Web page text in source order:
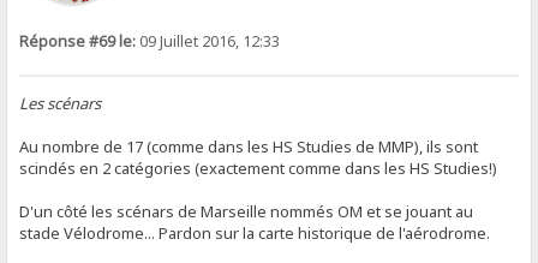
Réponse #69 le: 09 Juillet 2016, 12:33
Les scénars
Au nombre de 17 (comme dans les HS Studies de MMP), ils sont
scindés en 2 catégories (exactement comme dans les HS Studies!)
D'un côté les scénars de Marseille nommés OM et se jouant au
stade Vélodrome... Pardon sur la carte historique de l'aérodrome.